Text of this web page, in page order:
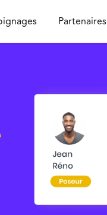
Partenaires